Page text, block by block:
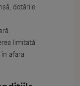
dotările
limitată
afara